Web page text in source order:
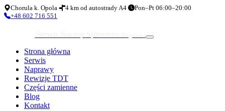
Chorula k. Opola 4 km od autostrady A4
Pon–Pt 06:00–20:00
+48 602 716 551
Strona główna
Serwis
Naprawy
Rewizje TDT
Części zamienne
Blog
Kontakt